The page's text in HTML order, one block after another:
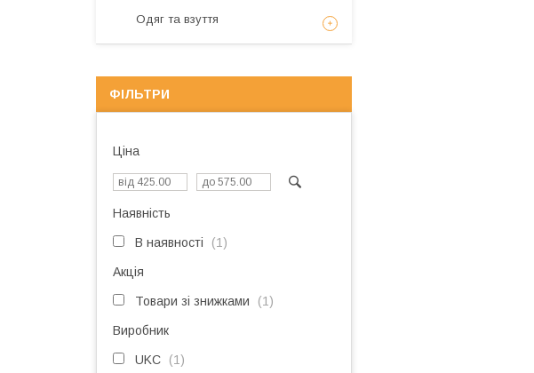
Одяг та взуття
ФІЛЬТРИ
Ціна
Наявність
В наявності 1
Акція
Товари зі знижками 1
Виробник
UKC 1